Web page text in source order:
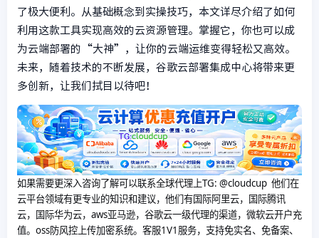
了极大便利。从基础概念到实操技巧，本文详尽介绍了如何
利用这款工具实现高效的云资源管理。掌握它，你也可以成
为云端部署的“大神”，让你的云端运维变得轻松又高效。
未来，随着技术的不断发展，谷歌云部署集成中心将带来更
多创新，让我们拭目以待吧！
如果需要更深入咨询了解可以联系全球代理上TG: @cloudcup 他们在
云平台领域有更专业的知识和建议，他们有国际阿里云，国际腾讯
云，国际华为云，aws亚马逊，谷歌云一级代理的渠道，微软云开户充
值。oss防风控上传加密系统。客服1V1服务，支持免实名、免备案、